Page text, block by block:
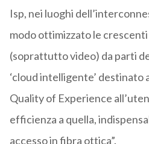
Isp, nei luoghi
modo ottimizzato le
(soprattutto video) da parti
‘cloud intelligente’ destinato
Quality of Experience
efficienza a quella,
accesso in fibra ottica”.